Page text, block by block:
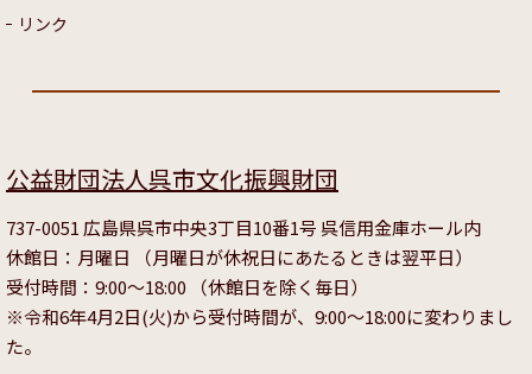
リンク
公益財団法人呉市文化振興財団
737-0051 広島県呉市中央3丁目10番1号 呉信用金庫ホール内
休館日：月曜日 （月曜日が休祝日にあたるときは翌平日）
受付時間：9:00～18:00 （休館日を除く毎日）
※令和6年4月2日(火)から受付時間が、9:00～18:00に変わりまし
た。